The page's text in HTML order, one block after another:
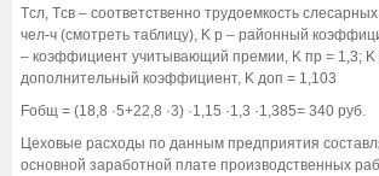
Tсл, Tсв – соответственно трудоемкость
чел-ч (смотреть таблицу), K р – районный
– коэффициент учитывающий премии, K пр = 1,3; K
дополнительный коэффициент, K доп = 1,103
Fобщ = (18,8 ·5+22,8 ·3) ·1,15 ·1,3 ·1,385= 340 руб.
Цеховые расходы по данным предприятия
основной заработной плате производственных